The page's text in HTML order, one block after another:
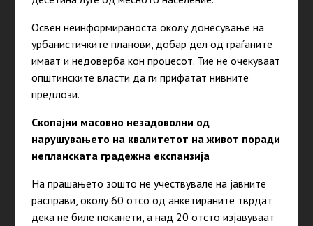
Освен неинформираноста околу донесување на
урбанистичките планови, добар дел од граѓаните
имаат и недоверба кон процесот. Тие не очекуваат
општинските власти да ги прифатат нивните
предлози.
Скопајни масовно незадоволни од
нарушувањето на квалитетот на живот поради
непланската градежна експанзија
На прашањето зошто не учествувале на јавните
расправи, околу 60 отсо од анкетираните тврдат
дека не биле поканети, а над 20 отсто изјавуваат